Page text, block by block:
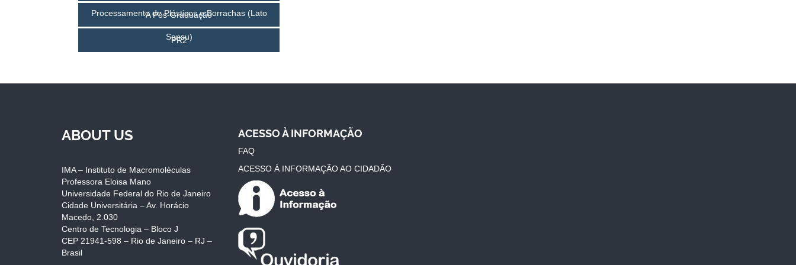
Processamento de Plásticos e Borrachas (Lato
Sensu)
A Pós-Graduação
PR2
ABOUT US
IMA – Instituto de Macromoléculas
Professora Eloisa Mano
Universidade Federal do Rio de Janeiro
Cidade Universitária – Av. Horácio
Macedo, 2.030
Centro de Tecnologia – Bloco J
CEP 21941-598 – Rio de Janeiro – RJ –
Brasil
ACESSO À INFORMAÇÃO
FAQ
ACESSO À INFORMAÇÃO AO CIDADÃO